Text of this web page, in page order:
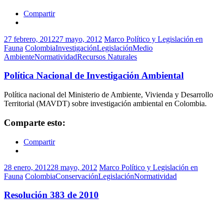
Compartir
27 febrero, 201227 mayo, 2012 Marco Político y Legislación en
Fauna ColombiaInvestigaciónLegislaciónMedio
AmbienteNormatividadRecursos Naturales
Política Nacional de Investigación Ambiental
Política nacional del Ministerio de Ambiente, Vivienda y Desarrollo
Territorial (MAVDT) sobre investigación ambiental en Colombia.
Comparte esto:
Compartir
28 enero, 201228 mayo, 2012 Marco Político y Legislación en
Fauna ColombiaConservaciónLegislaciónNormatividad
Resolución 383 de 2010